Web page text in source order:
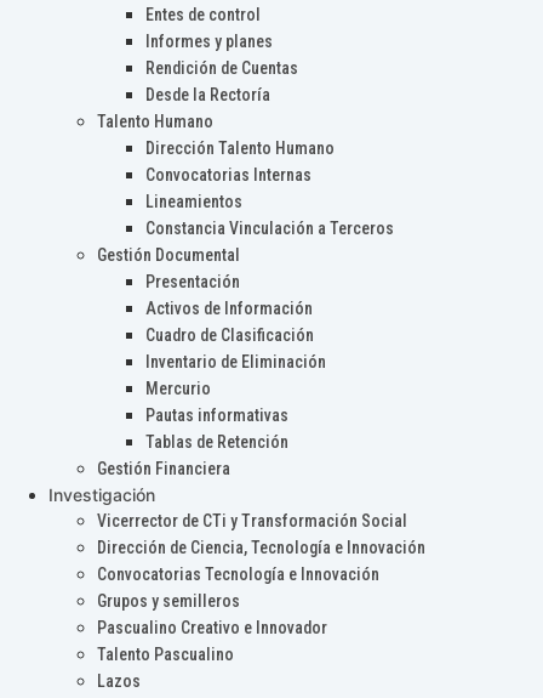
Entes de control
Informes y planes
Rendición de Cuentas
Desde la Rectoría
Talento Humano
Dirección Talento Humano
Convocatorias Internas
Lineamientos
Constancia Vinculación a Terceros
Gestión Documental
Presentación
Activos de Información
Cuadro de Clasificación
Inventario de Eliminación
Mercurio
Pautas informativas
Tablas de Retención
Gestión Financiera
Investigación
Vicerrector de CTi y Transformación Social
Dirección de Ciencia, Tecnología e Innovación
Convocatorias Tecnología e Innovación
Grupos y semilleros
Pascualino Creativo e Innovador
Talento Pascualino
Lazos